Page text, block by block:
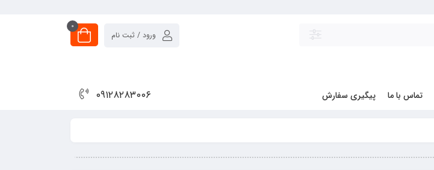
0
ورود / ثبت نام
تماس با ما پیگیری سفارش ۰۹۱۲۸۲۸۳۰۰۶